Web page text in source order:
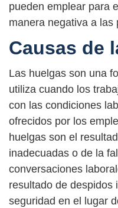
pueden emplear para
manera negativa a las
Causas de
Las huelgas son una
utiliza cuando los
con las condiciones
ofrecidos por los
huelgas son el
inadecuadas o de la
conversaciones
resultado de despidos
seguridad en el lugar